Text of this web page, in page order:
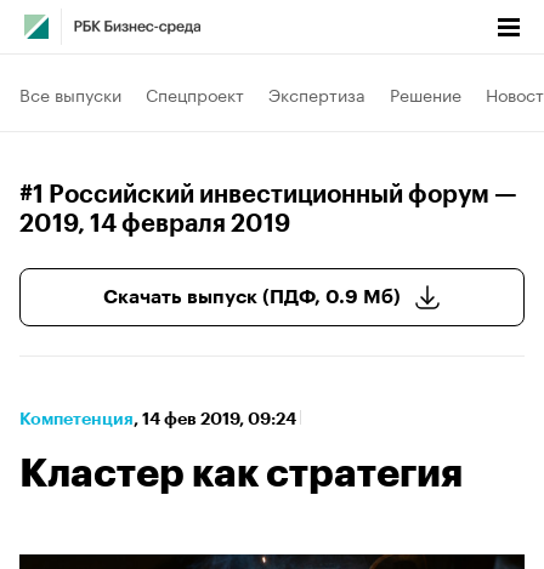
Все выпуски Спецпроект Экспертиза Решение
#1 Российский инвестиционный форум —
2019, 14 февраля 2019
Скачать выпуск (ПДФ, 0.9 Мб)
Компетенция⁠, 14 фев 2019, 09:24
Кластер как стратегия